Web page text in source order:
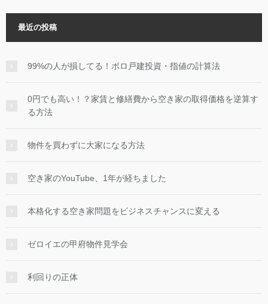
最近の投稿
99%の人が損してる！ボロ戸建投資・指値の計算法
0円でも高い！？家賃と修繕費から空き家の取得価格を逆算す
る方法
物件を買わずに大家になる方法
空き家のYouTube、1年が経ちました
本格化する空き家問題をビジネスチャンスに変える
ゼロイエの甲府物件見学会
利回りの正体